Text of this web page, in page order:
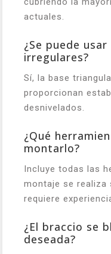
actuales.
¿Se puede
irregulares?
Sí, la base
proporcionan
desnivelados.
¿Qué
montarlo?
Incluye todas las
montaje se realiza
requiere
¿El braccio se
deseada?